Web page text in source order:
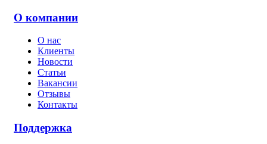
О компании
О нас
Клиенты
Новости
Статьи
Вакансии
Отзывы
Контакты
Поддержка